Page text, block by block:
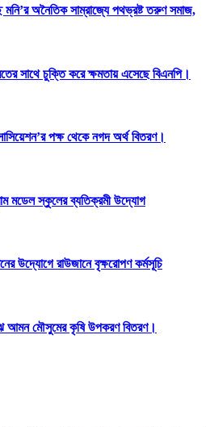
মনি’র অনৈতিক সাম্রাজ্যে পথভ্রষ্ট তরুণ সমাজ,
সাথে চুক্তি করে ক্ষমতায় এসেছে বিএনপি।
পক্ষ থেকে নগদ অর্থ বিতরণ।
মডেল স্কুলের ব্যতিক্রমী উদ্যোগ
উদ্যোগে রাউজানে বৃক্ষরোপণ কর্মসূচি
আমন মৌসুমের কৃষি উপকরণ বিতরণ।